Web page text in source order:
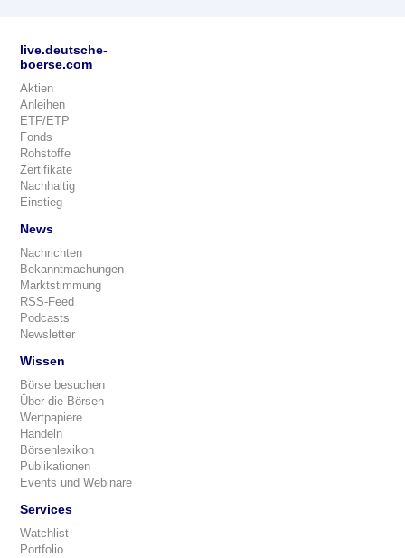
live.deutsche-
boerse.com
Aktien
Anleihen
ETF/ETP
Fonds
Rohstoffe
Zertifikate
Nachhaltig
Einstieg
News
Nachrichten
Bekanntmachungen
Marktstimmung
RSS-Feed
Podcasts
Newsletter
Wissen
Börse besuchen
Über die Börsen
Wertpapiere
Handeln
Börsenlexikon
Publikationen
Events und Webinare
Services
Watchlist
Portfolio